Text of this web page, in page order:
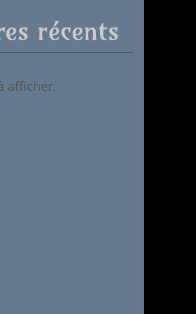
récents
afficher.